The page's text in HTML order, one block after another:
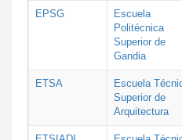
EPSG
Escuela
Politécnica
Superior de
Gandia
ETSA
Escuela
Superior de
Arquitectura